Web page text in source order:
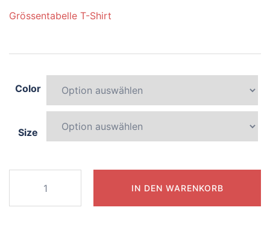
Grössentabelle T-Shirt
Color
Size
splendid-
octopus
IN DEN WARENKORB